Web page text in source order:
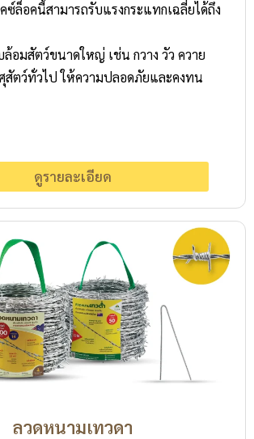
ซ์ล็อคนี้สามารถรับแรงกระแทกเฉลี่ยได้ถึง
ล้อมสัตว์ขนาดใหญ่ เช่น กวาง วัว ควาย
สัตว์ทั่วไป ให้ความปลอดภัยและคงทน
ดูรายละเอียด
ลวดหนามเทวดา